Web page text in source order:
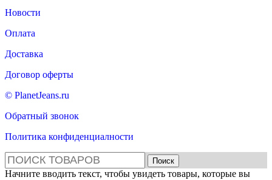
Новости
Оплата
Доставка
Договор оферты
© PlanetJeans.ru
Обратный звонок
Политика конфиденциалности
Поиск
Начните вводить текст, чтобы увидеть товары, которые вы